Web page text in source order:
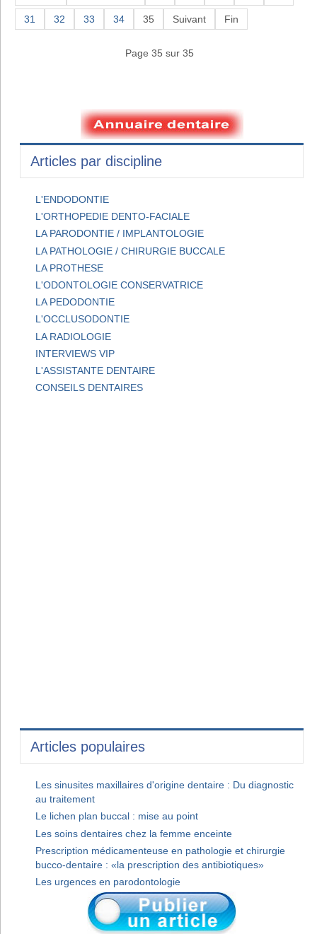
31 32 33 34 35 Suivant Fin
Page 35 sur 35
Articles par discipline
L'ENDODONTIE
L'ORTHOPEDIE DENTO-FACIALE
LA PARODONTIE / IMPLANTOLOGIE
LA PATHOLOGIE / CHIRURGIE BUCCALE
LA PROTHESE
L'ODONTOLOGIE CONSERVATRICE
LA PEDODONTIE
L'OCCLUSODONTIE
LA RADIOLOGIE
INTERVIEWS VIP
L'ASSISTANTE DENTAIRE
CONSEILS DENTAIRES
Articles populaires
Les sinusites maxillaires d'origine dentaire : Du diagnostic
au traitement
Le lichen plan buccal : mise au point
Les soins dentaires chez la femme enceinte
Prescription médicamenteuse en pathologie et chirurgie
bucco-dentaire : «la prescription des antibiotiques»
Les urgences en parodontologie